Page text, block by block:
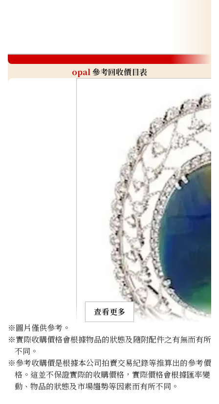
opal參考回收價目表
Black opal brooch 20.19 ct
參考回收價
查看更多
※圖片僅供參考。
※實際收購價格會根據物品的狀態及隨附配件之有無而有所
不同。
※參考收購價是根據本公司拍賣交易紀錄等推算出的參考價
格。這並不保證實際的收購價格，實際價格會根據匯率變
動、物品的狀態及市場趨勢等因素而有所不同。